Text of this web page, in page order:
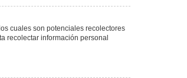
cuales son potenciales recolectores
recolectar información personal